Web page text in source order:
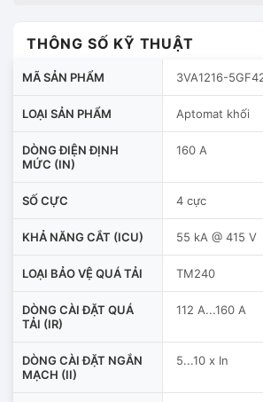
THÔNG SỐ KỸ THUẬT
MÃ SẢN PHẨM 3VA1216-
LOẠI SẢN PHẨM Aptomat khối
DÒNG ĐIỆN ĐỊNH
MỨC (IN)
160 A
SỐ CỰC 4 cực
KHẢ NĂNG CẮT (ICU) 55 kA @ 415 V
LOẠI BẢO VỆ QUÁ TẢI TM240
DÒNG CÀI ĐẶT QUÁ
TẢI (IR)
112 A...160 A
DÒNG CÀI ĐẶT NGẮN
MẠCH (II)
5...10 x In